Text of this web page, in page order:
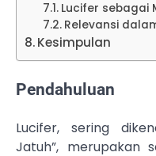
Lucifer sebagai
Relevansi
Kesimpulan
Pendahuluan
Lucifer, sering
Jatuh”, merupakan